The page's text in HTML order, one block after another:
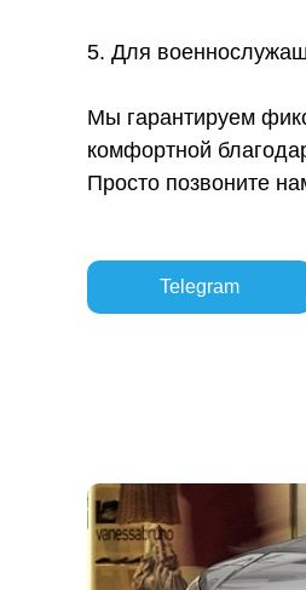
5. Для
Мы гарантируем
комфортной
Просто позвоните
Telegram